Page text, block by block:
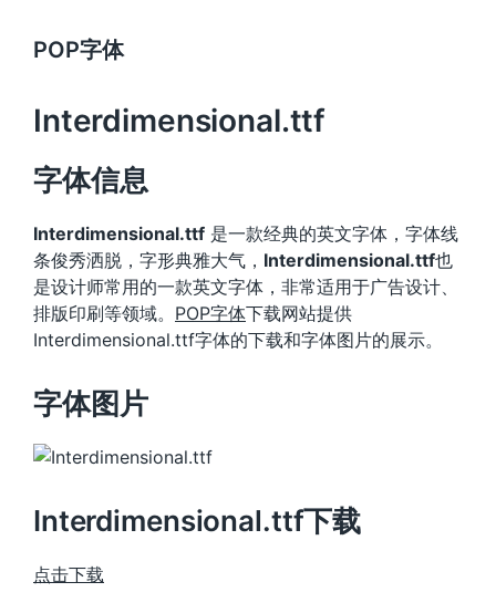
POP字体
Interdimensional.ttf
字体信息
Interdimensional.ttf 是一款经典的英文字体，字体线
条俊秀洒脱，字形典雅大气， Interdimensional.ttf也
是设计师常用的一款英文字体，非常适用于广告设计、
排版印刷等领域。 POP字体下载网站提供
Interdimensional.ttf字体的下载和字体图片的展示。
字体图片
Interdimensional.ttf下载
点击下载